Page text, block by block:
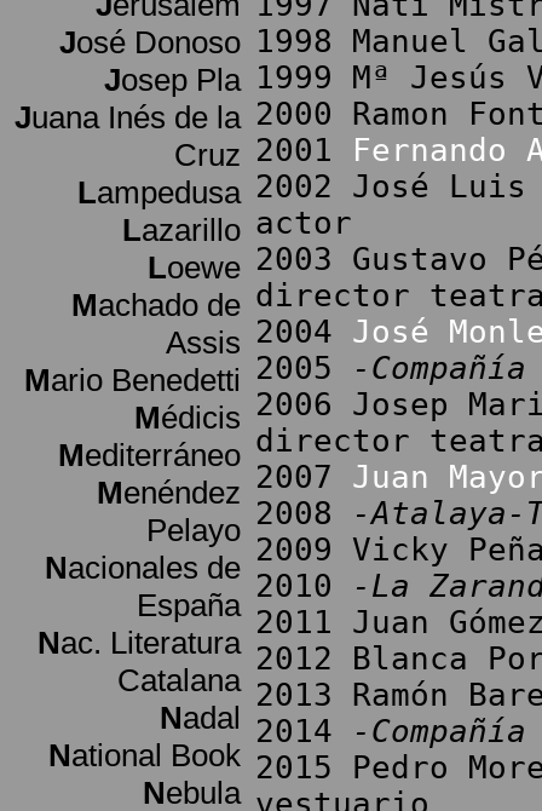
José Donoso
Josep Pla
Juana Inés de la
Cruz
Lampedusa
Lazarillo
Loewe
Machado de
Assis
Mario Benedetti
Médicis
Mediterráneo
Menéndez
Pelayo
Nacionales de
España
Nac. Literatura
Catalana
Nadal
National Book
Nebula
1998 Manuel
1999 Mª
2000 Ramon
2001 Fernando
2002 José Luis
actor
2003 Gustavo
director
2004 José
2005
-
2006 Josep
director
2007 Juan
2008
-Atalaya-
2009 Vicky
2010
-La
2011 Juan
2012 Blanca
2013 Ramón
2014
-
2015 Pedro
vestuario